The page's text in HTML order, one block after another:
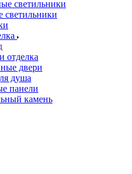
светильники
светильники
отделка
двери
душа
панели
камень